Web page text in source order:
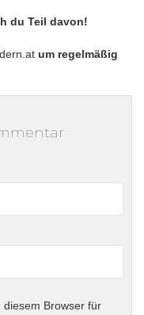
du Teil davon!
um regelmäßig
diesem Browser für